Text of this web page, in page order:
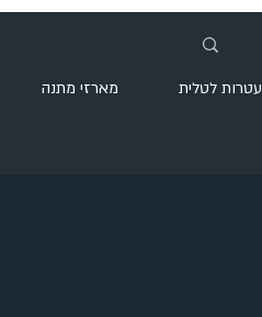
עטרות לטלית מארזי מתנה